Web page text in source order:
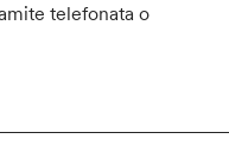
telefonata o